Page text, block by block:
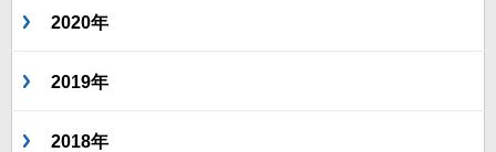
2020年
2019年
2018年